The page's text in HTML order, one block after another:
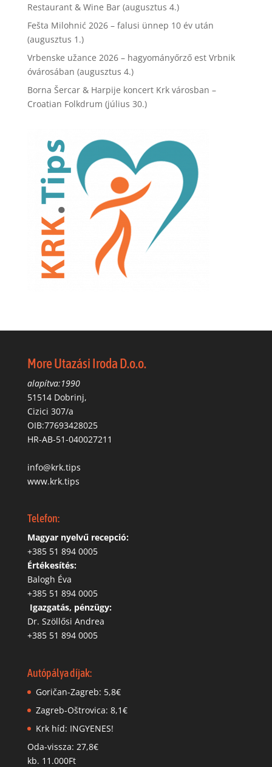
Restaurant & Wine Bar (augusztus 4.)
Fešta Milohnić 2026 – falusi ünnep 10 év után
(augusztus 1.)
Vrbenske užance 2026 – hagyományőrző est Vrbnik
óvárosában (augusztus 4.)
Borna Šercar & Harpije koncert Krk városban –
Croatian Folkdrum (július 30.)
More Utazási Iroda D.o.o.
alapítva:1990
51514 Dobrinj,
Cizici 307/a
OIB:77693428025
HR-AB-51-040027211
info@krk.tips
www.krk.tips
Telefon:
Magyar nyelvű recepció:
‭+385 51 894 0005
Értékesítés:
Balogh Éva
+385 51 894 0005
Igazgatás, pénzügy:
Dr. Szöllősi Andrea
+385 51 894 0005
Autópálya díjak:
Goričan-Zagreb: 5,8€
Zagreb-Oštrovica: 8,1€
Krk híd: INGYENES!
Oda-vissza: 27,8€
kb. 11.000Ft